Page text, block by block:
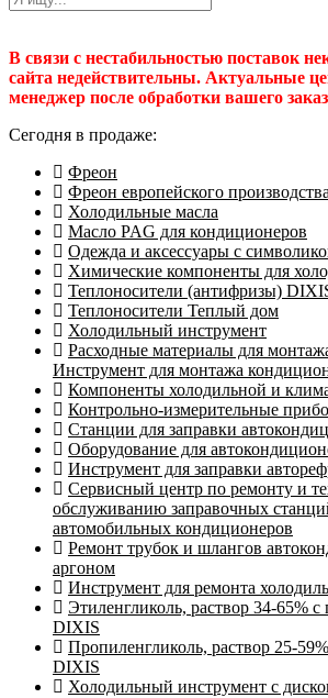
В связи с нестабильностью поставок
сайта недействительны. Актуальные
менеджер после обработки вашего
Сегодня в продаже:
Фреон
Фреон европейского
Холодильные масла
Масло PAG для кондиционеров
Одежда и аксессуары с
Химические компоненты для
Теплоносители (антифризы)
Теплоносители Теплый дом
Холодильный инструмент
Расходные материалы для
Инструмент для монтажа
Компоненты холодильной и
Контрольно-измерительные
Станции для заправки
Оборудование для
Инструмент для заправки
Сервисный центр по ремонту и
обслуживанию заправочных
автомобильных кондиционеров
Ремонт трубок и шлангов
аргоном
Инструмент для ремонта
Этиленгликоль, раствор 34-65% с
DIXIS
Пропиленгликоль, раствор 25-
DIXIS
Холодильный инструмент с